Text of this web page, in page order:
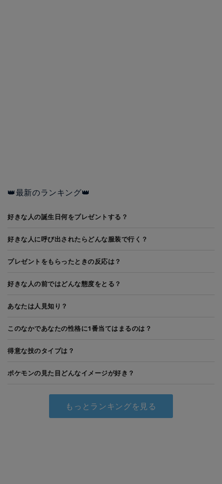
👑最新のランキング👑
好きな人の誕生日何をプレゼントする？
好きな人に呼び出されたらどんな服装で行く？
プレゼントをもらったときの反応は？
好きな人の前ではどんな態度をとる？
あなたは人見知り？
このなかであなたの性格に1番当てはまるのは？
得意な技のタイプは？
ポケモンの見た目どんなイメージが好き？
もっとランキングを見る